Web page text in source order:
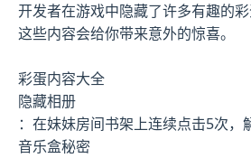
开发者在游戏中隐藏了许多有趣的
这些内容会给你带来意外的惊喜。
彩蛋内容大全
隐藏相册
：在妹妹房间书架上连续点击5次，
音乐盒秘密